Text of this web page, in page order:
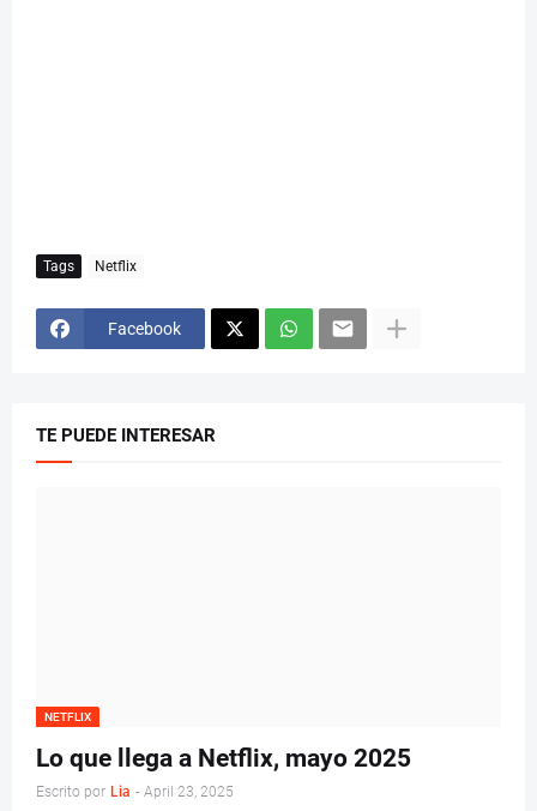
Tags Netflix
Facebook
TE PUEDE INTERESAR
NETFLIX
Lo que llega a Netflix, mayo 2025
Escrito por Lia - April 23, 2025